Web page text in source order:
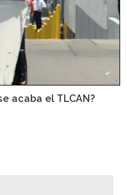
acaba el TLCAN?